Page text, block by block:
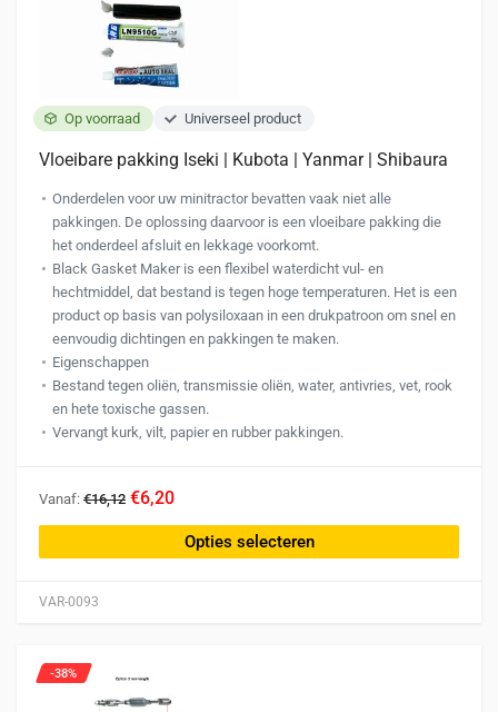
Op voorraad Universeel product
VAR-0093
Vloeibare pakking Iseki | Kubota | Yanmar | Shibaura
Onderdelen voor uw minitractor bevatten vaak niet alle
pakkingen. De oplossing daarvoor is een vloeibare pakking die
het onderdeel afsluit en lekkage voorkomt.
Black Gasket Maker is een flexibel waterdicht vul- en
hechtmiddel, dat bestand is tegen hoge temperaturen. Het is een
product op basis van polysiloxaan in een drukpatroon om snel en
eenvoudig dichtingen en pakkingen te maken.
Eigenschappen
Bestand tegen oliën, transmissie oliën, water, antivries, vet, rook
en hete toxische gassen.
Vervangt kurk, vilt, papier en rubber pakkingen.
Vanaf: €16,12 €6,20
Opties selecteren
product
heeft
meerdere
Deze
kan
-38%